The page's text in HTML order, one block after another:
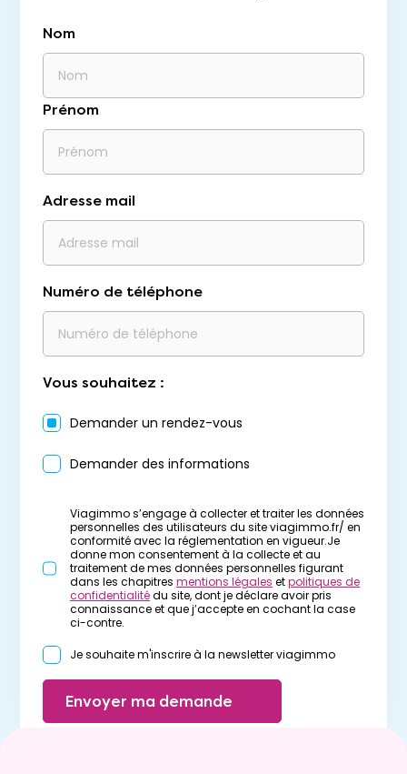
Nom
Prénom
Adresse mail
Numéro de téléphone
Vous souhaitez :
Demander un rendez-vous
Demander des informations
Viagimmo s’engage à collecter et traiter les données
personnelles des utilisateurs du site viagimmo.fr/ en
conformité avec la réglementation en vigueur.Je
donne mon consentement à la collecte et au
traitement de mes données personnelles figurant
dans les chapitres mentions légales etpolitiques de
confidentialitédu site, dont je déclare avoir pris
connaissance et que j’accepte en cochant la case
ci-contre.
Je souhaite m'inscrire à la newsletter viagimmo
Envoyer ma demande